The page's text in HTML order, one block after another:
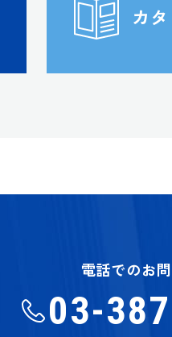
カ
電話でのお
03-